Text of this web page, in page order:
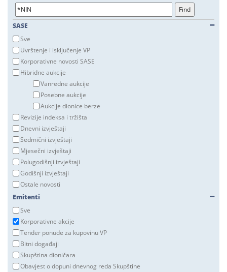
SASE
Sve
Uvrštenje i isključenje VP
Korporativne novosti SASE
Hibridne aukcije
Vanredne aukcije
Posebne aukcije
Aukcije dionice berze
Revizije indeksa i tržišta
Dnevni izvještaji
Sedmični izvještaji
Mjesečni izvještaji
Polugodišnji izvještaji
Godišnji izvještaji
Ostale novosti
Emitenti
Sve
Korporativne akcije
Tender ponude za kupovinu VP
Bitni događaji
Skupština dioničara
Obavjest o dopuni dnevnog reda Skupštine